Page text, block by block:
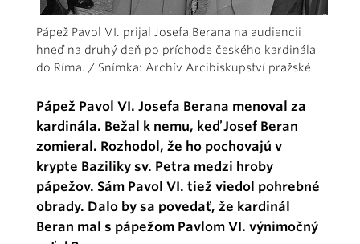
Pápež Pavol VI. prijal Josefa Berana na audiencii
hneď na druhý deň po príchode českého kardinála
do Ríma. / Snímka: Archív Arcibiskupství pražské
Pápež Pavol VI. Josefa Berana menoval za
kardinála. Bežal k nemu, keď Josef Beran
zomieral. Rozhodol, že ho pochovajú v
krypte Baziliky sv. Petra medzi hroby
pápežov. Sám Pavol VI. tiež viedol pohrebné
obrady. Dalo by sa povedať, že kardinál
Beran mal s pápežom Pavlom VI. výnimočný